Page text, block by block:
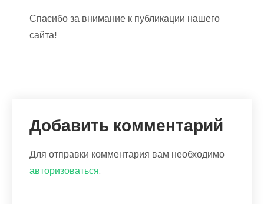
Спасибо за внимание к публикации нашего
сайта!
Добавить комментарий
Для отправки комментария вам необходимо
авторизоваться.